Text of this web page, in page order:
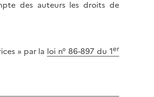
des auteurs les droits de
» par la loi n° 86-897 du 1er